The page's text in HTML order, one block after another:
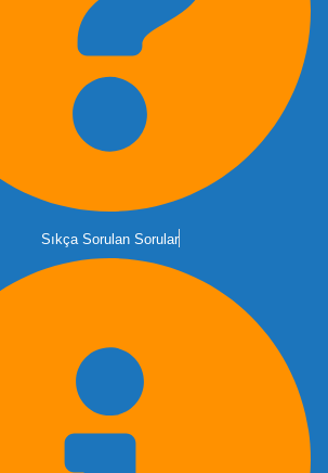
Sıkça Sorulan Sorular